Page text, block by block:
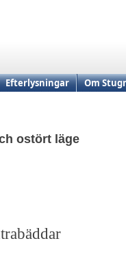
Efterlysningar Om
ostört läge